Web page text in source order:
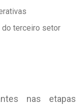
do terceiro setor
nas etapas